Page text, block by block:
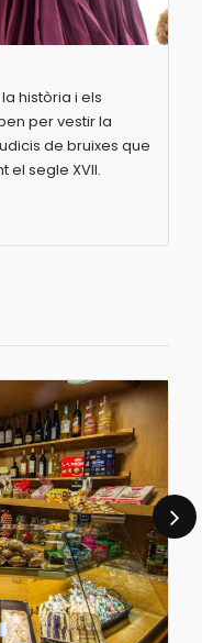
història i els
per vestir la
de bruixes que
el segle XVII.